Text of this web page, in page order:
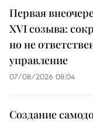
Первая
XVI созыва:
но не
управление
07/08/2026 08:04
Создание